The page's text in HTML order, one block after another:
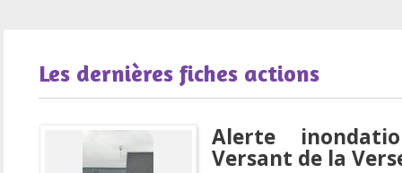
Les dernières fiches actions
Alerte
Versant de la